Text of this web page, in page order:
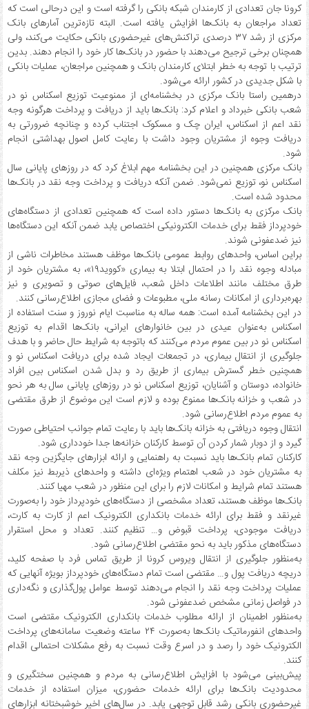
کرونا جان تعدادی از کارمندان شبکه بانکی را گرفته است و این درحالی است که
تعداد مراجعان به بانک‌ها افزایش یافته است. البته تازه‌ترین آمارهای بانک
مرکزی از رشد ۳۷ درصدی تراکنش‌های غیرحضوری بانکی حکایت می‌کند، ولی
همچنان برخی ترجیح می‌دهند با حضور در بانک‌ها کار خود را انجام دهند. بدین
ترتیب با توجه به خطر ابتلای کارمندان بانک و همچنین مراجعان، عملیات بانکی
با شکل جدیدی در کشور ارائه می‌شود.
درهمین راستا بانک مرکزی در بخشنامه‌ای از ممنوعیت توزیع اسکناس نو در
شعب بانکی خبرداد و اعلام کرد: بانک‌ها باید از دریافت و پرداخت هرگونه وجه
نقد اعم از اسکناس، ایران چک و مسکوک اجتناب کرده و چنانچه ضرورتی به
دریافت وجوه از مشتریان وجود داشت با رعایت کامل اصول بهداشتی انجام
شود.
بانک مرکزی همچنین در این بخشنامه مهم ابلاغ کرد که در روزهای پایانی سال
اسکناس نو، توزیع نمی‌شود. ضمن آنکه دریافت و پرداخت وجه نقد در بانک‌ها
محدود شده است.
بانک مرکزی به بانک‌ها دستور داده است که همچنین تعدادی از دستگاه‌های
خودپرداز فقط برای خدمات الکترونیکی اختصاص یابد ضمن آنکه این دستگاه‌ها
نیز ضدعفونی شوند.
براین اساس، واحدهای روابط عمومی بانک‌ها موظف هستند مخاطرات ناشی از
مبادله وجوه نقد را در احتمال ابتلا به بیماری «کووید۱۹»، به مشتریان خود از
طرق مختلف مانند اطلاعات داخل شعب، فایل‌های صوتی و تصویری و نیز
بهره‌برداری از امکانات رسانه ملی، مطبوعات و فضای مجازی اطلاع‌رسانی کنند.
در این بخشنامه آمده است: همه ساله به مناسبت ایام نوروز و سنت استفاده از
اسکناس به‌عنوان عیدی در بین خانوارهای ایرانی، بانک‌ها اقدام به توزیع
اسکناس نو در بین عموم مردم می‌کنند که باتوجه به شرایط حال حاضر و با هدف
جلوگیری از انتقال بیماری، در تجمعات ایجاد شده برای دریافت اسکناس نو و
همچنین خطر گسترش بیماری از طریق رد و بدل شدن اسکناس بین افراد
خانواده، دوستان و آشنایان، توزیع اسکناس نو در روزهای پایانی سال به هر نحو
در شعب و خزانه بانک‌ها ممنوع بوده و لازم است این موضوع از طرق مقتضی
به عموم مردم اطلاع‌رسانی شود.
انتقال وجوه دریافتی به خزانه بانک‌ها باید با رعایت تمام جوانب احتیاطی صورت
گیرد و از دوبار شمار کردن آن توسط کارکنان خزانه‌ها جدا خودداری شود.
کارکنان تمام بانک‌ها باید نسبت به راهنمایی و ارائه ابزارهای جایگزین وجه نقد
به مشتریان خود در شعب اهتمام ویژه‌ای داشته و واحدهای ذیربط نیز مکلف
هستند تمام شرایط و امکانات لازم را برای این منظور در شعب مهیا کنند.
بانک‌ها موظف هستند، تعداد مشخصی از دستگاه‌های خودپرداز خود را به‌صورت
غیرنقد و فقط برای ارائه خدمات بانکداری الکترونیک اعم از کارت به کارت،
دریافت موجودی، پرداخت قبوض و… تنظیم کنند. تعداد و محل استقرار
دستگاه‌های مذکور باید به نحو مقتضی اطلاع‌رسانی شود.
به‌منظور جلوگیری از انتقال ویروس کرونا از طریق تماس فرد با صفحه کلید،
دریچه دریافت پول و… مقتضی است تمام دستگاه‌های خودپرداز بویژه آنهایی که
عملیات پرداخت وجه نقد را انجام می‌دهند توسط عوامل پول‌گذاری و نگه‌داری
در فواصل زمانی مشخص ضدعفونی شود.
به‌منظور اطمینان از ارائه مطلوب خدمات بانکداری الکترونیک مقتضی است
واحدهای انفورماتیک بانک‌ها به‌صورت ۲۴ ساعته وضعیت سامانه‌های پرداخت
الکترونیک خود را رصد و در اسرع وقت نسبت به رفع مشکلات احتمالی اقدام
کنند.
پیش‌بینی می‌شود با افزایش اطلاع‌رسانی به مردم و همچنین سختگیری و
محدودیت بانک‌ها برای ارائه خدمات حضوری، میزان استفاده از خدمات
غیرحضوری بانکی رشد قابل توجهی یابد. در سال‌های اخیر خوشبختانه ابزارهای